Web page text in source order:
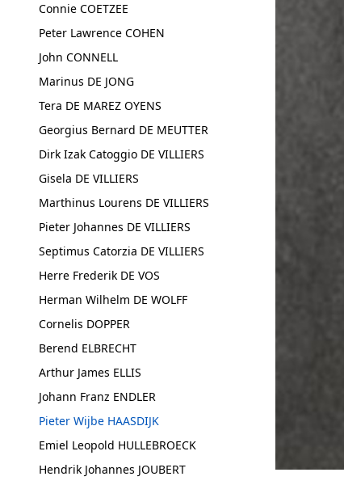
Connie COETZEE
Peter Lawrence COHEN
John CONNELL
Marinus DE JONG
Tera DE MAREZ OYENS
Georgius Bernard DE MEUTTER
Dirk Izak Catoggio DE VILLIERS
Gisela DE VILLIERS
Marthinus Lourens DE VILLIERS
Pieter Johannes DE VILLIERS
Septimus Catorzia DE VILLIERS
Herre Frederik DE VOS
Herman Wilhelm DE WOLFF
Cornelis DOPPER
Berend ELBRECHT
Arthur James ELLIS
Johann Franz ENDLER
Pieter Wijbe HAASDIJK
Emiel Leopold HULLEBROECK
Hendrik Johannes JOUBERT